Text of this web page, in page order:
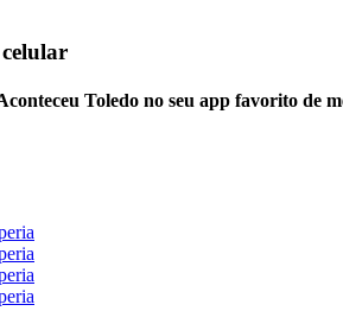
Toledo no seu app favorito de